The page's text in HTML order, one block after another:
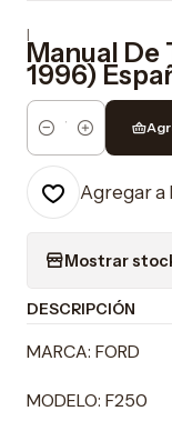
|
Manual De
1996)
Cantidad
Agregar a
Mostrar
DESCRIPCIÓN
MARCA: FORD
MODELO: F250